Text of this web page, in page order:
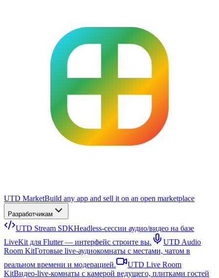
UTD MarketBuild any app and sell it on an open marketplace
Разработчикам
UTD Stream SDKHeadless-сессии аудио/видео на базе
LiveKit для Flutter — интерфейс строите вы.
UTD Audio
Room KitГотовые live-аудиокомнаты с местами, чатом в
реальном времени и модерацией.
UTD Live Room
KitВидео-live-комнаты с камерой ведущего, плитками гостей